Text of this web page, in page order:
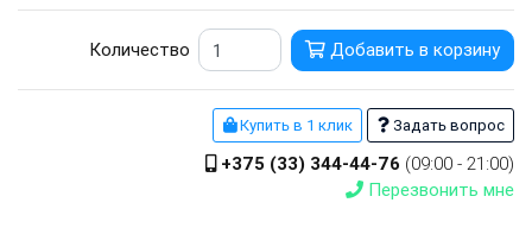
Количество Добавить в корзину
Купить в 1 клик Задать вопрос
+375 (33) 344-44-76 (09:00 - 21:00)
Перезвонить мне